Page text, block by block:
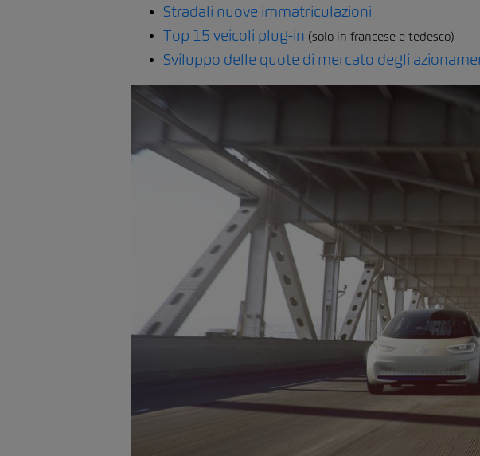
Stradali nuove immatriculazioni
Top 15 veicoli plug-in (solo in francese e tedesco)
Sviluppo delle quote di mercato degli